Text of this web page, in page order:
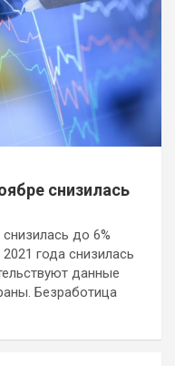
снизилась
до 6%
года снизилась
данные
Безработица